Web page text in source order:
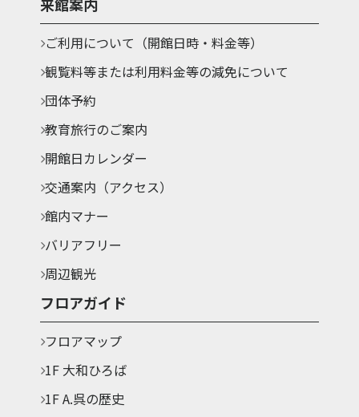
来館案内
ご利用について（開館日時・料金等）
観覧料等または利用料金等の減免について
団体予約
教育旅行のご案内
開館日カレンダー
交通案内（アクセス）
館内マナー
バリアフリー
周辺観光
フロアガイド
フロアマップ
1F 大和ひろば
1F A.呉の歴史